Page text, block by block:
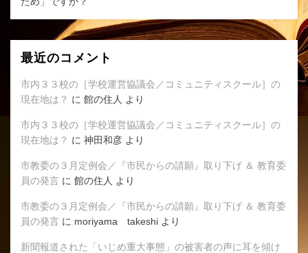
最近のコメント
市内３３校の［学校運営協議会／コミュニティスクール］の
現在地は？ に 館の住人 より
市内３３校の［学校運営協議会／コミュニティスクール］の
現在地は？ に 神田和彦 より
市教委の３月定例会／『市民からの請願』取り下げ ＆ 教育委
員の発言 に 館の住人 より
市教委の３月定例会／『市民からの請願』取り下げ ＆ 教育委
員の発言 に moriyama takeshi より
新聞報道された「いじめ重大事態」の被害者の声に耳を傾け